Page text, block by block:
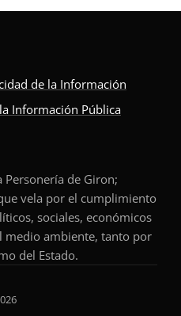
de la Información
Información Pública
Personería de Giron;
vela por el cumplimiento
sociales, económicos
medio ambiente, tanto por
del Estado.